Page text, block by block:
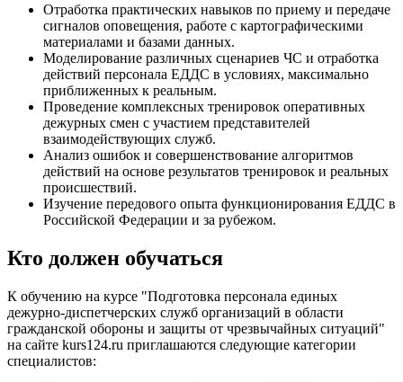
Отработка практических навыков по приему и передаче
сигналов оповещения, работе с картографическими
материалами и базами данных.
Моделирование различных сценариев ЧС и отработка
действий персонала ЕДДС в условиях, максимально
приближенных к реальным.
Проведение комплексных тренировок оперативных
дежурных смен с участием представителей
взаимодействующих служб.
Анализ ошибок и совершенствование алгоритмов
действий на основе результатов тренировок и реальных
происшествий.
Изучение передового опыта функционирования ЕДДС в
Российской Федерации и за рубежом.
Кто должен обучаться
К обучению на курсе "Подготовка персонала единых
дежурно-диспетчерских служб организаций в области
гражданской обороны и защиты от чрезвычайных ситуаций"
на сайте kurs124.ru приглашаются следующие категории
специалистов: